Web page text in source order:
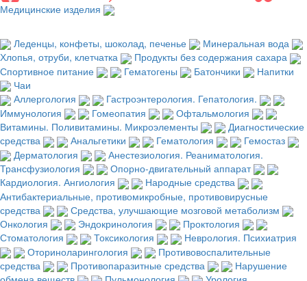
Медицинские изделия
Леденцы, конфеты, шоколад, печенье
Минеральная вода
Хлопья, отруби, клетчатка
Продукты без содержания сахара
Спортивное питание
Гематогены Батончики
Напитки
Чаи
Аллергология
Гастроэнтерология. Гепатология.
Иммунология
Гомеопатия
Офтальмология
Витамины. Поливитамины. Микроэлементы
Диагностические
средства
Анальгетики Гематология
Гемостаз
Дерматология
Анестезиология. Реаниматология.
Трансфузиология
Опорно-двигательный аппарат
Кардиология. Ангиология
Народные средства
Антибактериальные, противомикробные, противовирусные
средства
Средства, улучшающие мозговой метаболизм
Онкология
Эндокринология
Проктология
Стоматология
Токсикология
Неврология. Психиатрия
Оториноларингология
Противовоспалительные
средства
Противопаразитные средства
Нарушение